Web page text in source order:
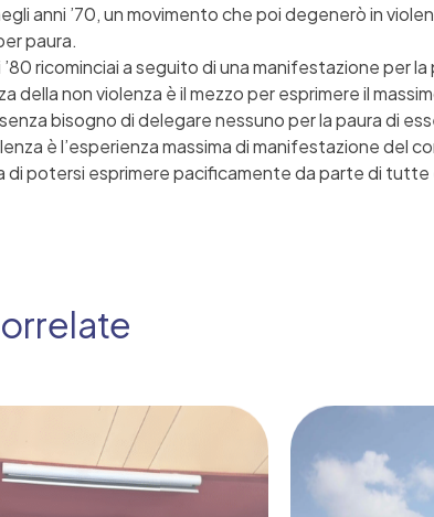
anni ’70, un movimento che poi degenerò in
paura.
’80 ricominciai a seguito di una manifestazione per
della non violenza è il mezzo per esprimere il
bisogno di delegare nessuno per la paura di
è l’esperienza massima di manifestazione del
di potersi esprimere pacificamente da parte di